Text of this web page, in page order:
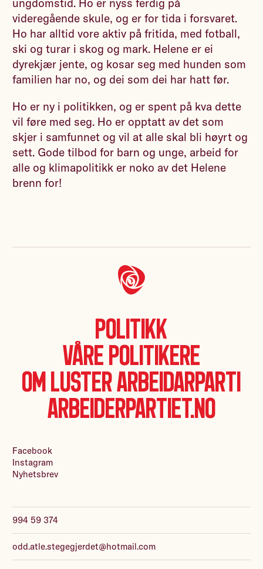
ungdomstid. Ho er nyss ferdig på
videregående skule, og er for tida i forsvaret.
Ho har alltid vore aktiv på fritida, med fotball,
ski og turar i skog og mark. Helene er ei
dyrekjær jente, og kosar seg med hunden som
familien har no, og dei som dei har hatt før.
Ho er ny i politikken, og er spent på kva dette
vil føre med seg. Ho er opptatt av det som
skjer i samfunnet og vil at alle skal bli høyrt og
sett. Gode tilbod for barn og unge, arbeid for
alle og klimapolitikk er noko av det Helene
brenn for!
Politikk
Våre politikere
Om Luster Arbeidarparti
Arbeiderpartiet.no
994 59 374
odd.atle.stegegjerdet@hotmail.com
Facebook
Instagram
Nyhetsbrev